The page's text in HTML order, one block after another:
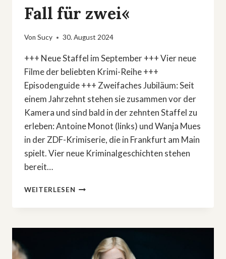
Fall für zwei«
Von Sucy 30. August 2024
+++ Neue Staffel im September +++ Vier neue
Filme der beliebten Krimi-Reihe +++
Episodenguide +++ Zweifaches Jubiläum: Seit
einem Jahrzehnt stehen sie zusammen vor der
Kamera und sind bald in der zehnten Staffel zu
erleben: Antoine Monot (links) und Wanja Mues
in der ZDF-Krimiserie, die in Frankfurt am Main
spielt. Vier neue Kriminalgeschichten stehen
bereit…
WEITERLESEN KRIMI-
»EIN
FÜR